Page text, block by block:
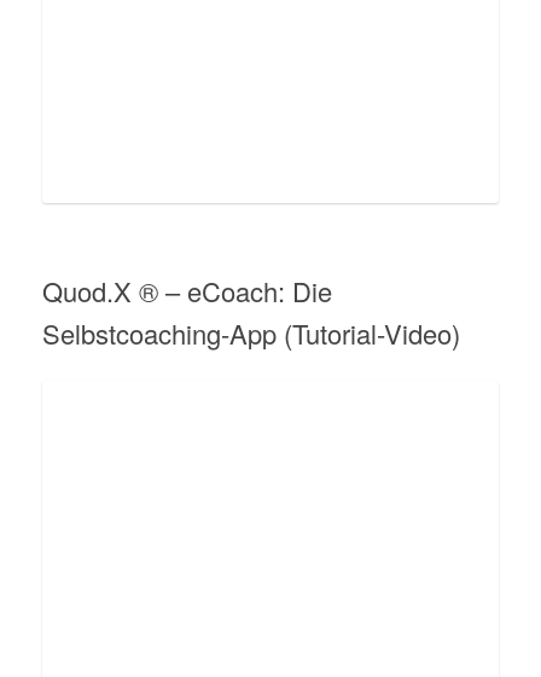
Quod.X ® – eCoach: Die
Selbstcoaching-App (Tutorial-Video)